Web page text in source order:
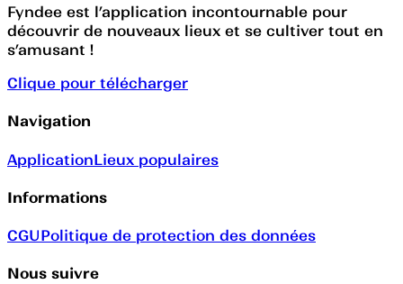
Fyndee est l’application incontournable pour
découvrir de nouveaux lieux et se cultiver tout en
s’amusant !
Clique pour télécharger
Navigation
ApplicationLieux populaires
Informations
CGUPolitique de protection des données
Nous suivre